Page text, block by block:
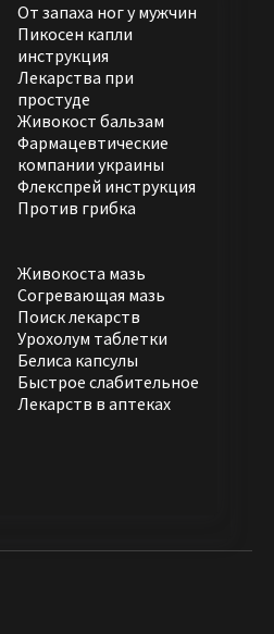
От запаха ног у мужчин
Пикосен капли
инструкция
Лекарства при
простуде
Живокост бальзам
Фармацевтические
компании украины
Флекспрей инструкция
Против грибка
Живокоста мазь
Согревающая мазь
Поиск лекарств
Урохолум таблетки
Белиса капсулы
Быстрое слабительное
Лекарств в аптеках